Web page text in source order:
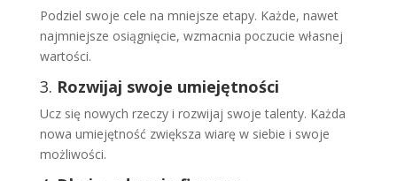
Podziel swoje cele na mniejsze etapy. Każde, nawet
najmniejsze osiągnięcie, wzmacnia poczucie własnej
wartości.
3. Rozwijaj swoje umiejętności
Ucz się nowych rzeczy i rozwijaj swoje talenty. Każda
nowa umiejętność zwiększa wiarę w siebie i swoje
możliwości.